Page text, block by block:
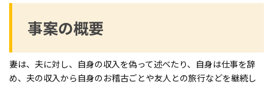
事案の概要
妻は、夫に対し、自身の収入を偽って述べたり、自身は仕事を辞
め、夫の収入から自身のお稽古ごとや友人との旅行などを継続し